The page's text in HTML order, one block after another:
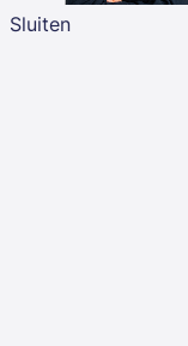
Sluiten